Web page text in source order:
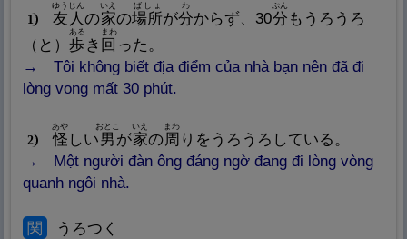
1 友 人
ゆうじん
の家
Nghĩa: Ngôi nhà
いえ
の場所
ばしょ
が分
Nghĩa: Chia cắt, phân chia,
わ
からず、30分
ぷん
もうろうろ
（と） 歩
ある
き 回
まわ
った。
Tôi không biết địa điểm của nhà bạn nên đã đi
lòng vong mất 30 phút.
2 怪
あや
しい男
おとこ
が家
いえ
の周
まわ
りをうろうろしている。
Một người đàn ông đáng ngờ đang đi lòng vòng
quanh ngôi nhà.
関
うろつく